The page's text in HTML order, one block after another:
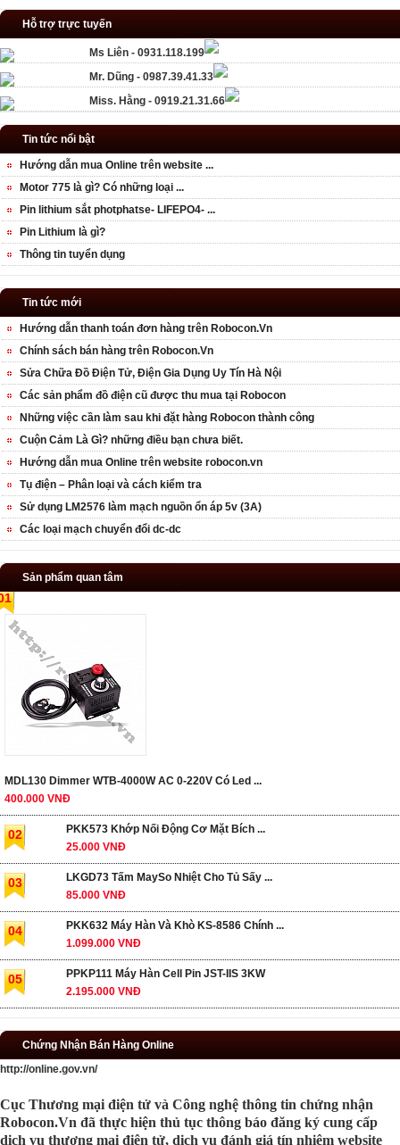
Hỗ trợ trực tuyến
Ms Liên - 0931.118.199
Mr. Dũng - 0987.39.41.33
Miss. Hằng - 0919.21.31.66
Tin tức nổi bật
Hướng dẫn mua Online trên website ...
Motor 775 là gì? Có những loại ...
Pin lithium sắt photphatse- LIFEPO4- ...
Pin Lithium là gì?
Thông tin tuyển dụng
Tin tức mới
Hướng dẫn thanh toán đơn hàng trên Robocon.Vn
Chính sách bán hàng trên Robocon.Vn
Sửa Chữa Đồ Điện Tử, Điện Gia Dụng Uy Tín Hà Nội
Các sản phẩm đồ điện cũ được thu mua tại Robocon
Những việc cần làm sau khi đặt hàng Robocon thành công
Cuộn Cảm Là Gì? những điều bạn chưa biết.
Hướng dẫn mua Online trên website robocon.vn
Tụ điện – Phân loại và cách kiểm tra
Sử dụng LM2576 làm mạch nguồn ổn áp 5v (3A)
Các loại mạch chuyển đổi dc-dc
Sản phẩm quan tâm
MDL130 Dimmer WTB-4000W AC 0-220V Có Led ...
400.000 VNĐ
02
PKK573 Khớp Nối Động Cơ Mặt Bích ...
25.000 VNĐ
03
LKGD73 Tấm MaySo Nhiệt Cho Tủ Sấy ...
85.000 VNĐ
04
PKK632 Máy Hàn Và Khò KS-8586 Chính ...
1.099.000 VNĐ
05
PPKP111 Máy Hàn Cell Pin JST-IIS 3KW
2.195.000 VNĐ
Chứng Nhận Bán Hàng Online
http://online.gov.vn/
Cục Thương mại điện tử và Công nghệ thông tin chứng nhận
Robocon.Vn đã thực hiện thủ tục thông báo đăng ký cung cấp
dịch vụ thương mại điện tử, dịch vụ đánh giá tín nhiệm website